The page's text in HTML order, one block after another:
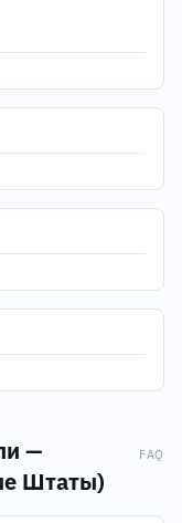
—
Штаты)
FAQ